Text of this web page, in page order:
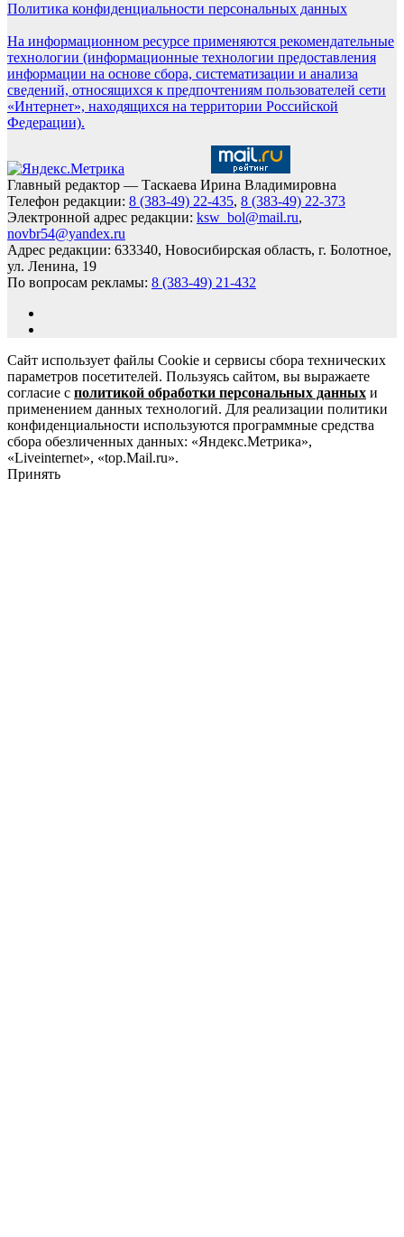
Политика конфиденциальности персональных данных
На информационном ресурсе применяются рекомендательные
технологии (информационные технологии предоставления
информации на основе сбора, систематизации и анализа
сведений, относящихся к предпочтениям пользователей сети
«Интернет», находящихся на территории Российской
Федерации).
Главный редактор — Таскаева Ирина Владимировна
Телефон редакции: 8 (383-49) 22-435, 8 (383-49) 22-373
Электронной адрес редакции: ksw_bol@mail.ru,
novbr54@yandex.ru
Адрес редакции: 633340, Новосибирская область, г. Болотное,
ул. Ленина, 19
По вопросам рекламы: 8 (383-49) 21-432
Сайт использует файлы Cookie и сервисы сбора технических
параметров посетителей. Пользуясь сайтом, вы выражаете
согласие с политикой обработки персональных данных и
применением данных технологий. Для реализации политики
конфиденциальности используются программные средства
сбора обезличенных данных: «Яндекс.Метрика»,
«Liveinternet», «top.Mail.ru».
Принять